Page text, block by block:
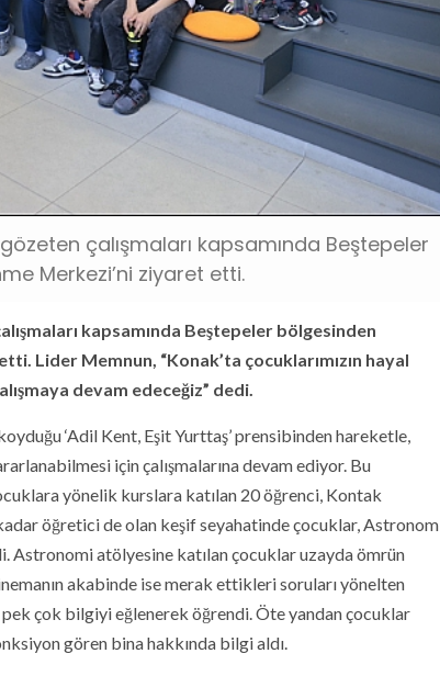
çalışmaları kapsamında Beştepeler
Merkezi’ni ziyaret etti.
kapsamında Beştepeler bölgesinden
Lider Memnun, “Konak’ta çocuklarımızın hayal
devam edeceğiz” dedi.
‘Adil Kent, Eşit Yurttaş’ prensibinden hareketle,
için çalışmalarına devam ediyor. Bu
yönelik kurslara katılan 20 öğrenci, Kontak
öğretici de olan keşif seyahatinde çocuklar, Astronom
Astronomi atölyesine katılan çocuklar uzayda ömrün
akabinde ise merak ettikleri soruları yönelten
çok bilgiyi eğlenerek öğrendi. Öte yandan çocuklar
gören bina hakkında bilgi aldı.